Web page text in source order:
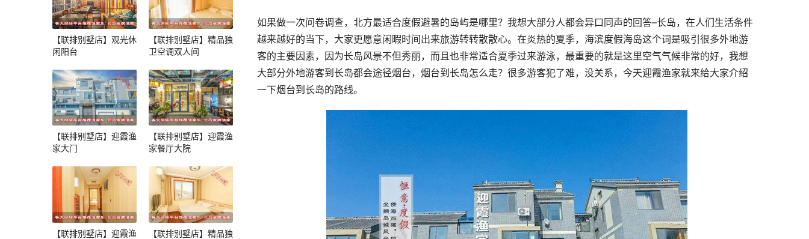
如果做一次问卷调查，北方最适合度假避暑的岛屿是哪里？我想大部分人都会异口同声的回答–长岛，在人们生活条件
越来越好的当下，大家更愿意闲暇时间出来旅游转转散散心。在炎热的夏季，海滨度假海岛这个词是吸引很多外地游
客的主要因素，因为长岛风景不但秀丽，而且也非常适合夏季过来游泳，最重要的就是这里空气气候非常的好，我想
大部分外地游客到长岛都会途径烟台，烟台到长岛怎么走？很多游客犯了难，没关系，今天迎霞渔家就来给大家介绍
一下烟台到长岛的路线。
【联排别墅店】观光休
闲阳台
【联排别墅店】精品独
卫空调双人间
【联排别墅店】迎霞渔
家大门
【联排别墅店】迎霞渔
家餐厅大院
【联排别墅店】迎霞渔
【联排别墅店】精品独